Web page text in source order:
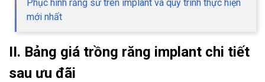
Phục hình răng sứ trên implant và quy trình thực hiện
mới nhất
II. Bảng giá trồng răng implant chi tiết
sau ưu đãi